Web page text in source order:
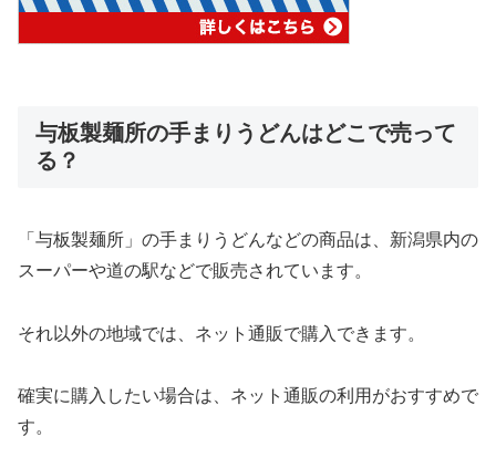
与板製麺所の手まりうどんはどこで売って
る？
「与板製麺所」の手まりうどんなどの商品は、新潟県内の
スーパーや道の駅などで販売されています。
それ以外の地域では、ネット通販で購入できます。
確実に購入したい場合は、ネット通販の利用がおすすめで
す。